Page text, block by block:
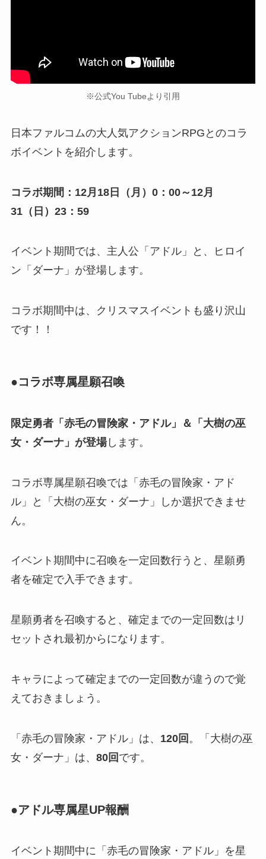
※公式You Tubeより引用
日本ファルコムの大人気アクションRPGとのコラ
ボイベントを紹介します。
コラボ期間：12月18日（月）0：00～12月
31（日）23：59
イベント期間では、主人公「アドル」と、ヒロイ
ン「ダーナ」が登場します。
コラボ期間中は、クリスマスイベントも盛り沢山
です！！
●コラボ専属星願召喚
限定勇者「赤毛の冒険家・アドル」＆「大樹の巫
女・ダーナ」が登場します。
コラボ専属星願召喚では「赤毛の冒険家・アド
ル」と「大樹の巫女・ダーナ」しか選択できませ
ん。
イベント期間中に召喚を一定回数行うと、星願勇
者を確定で入手できます。
星願勇者を召喚すると、確定までの一定回数はリ
セットされ最初からになります。
キャラによって確定までの一定回数が違うので覚
えておきましょう。
「赤毛の冒険家・アドル」は、 120回 。「大樹の巫
女・ダーナ」は、 80回 です。
●アドル専属星UP報酬
イベント期間中に「赤毛の冒険家・アドル」を星